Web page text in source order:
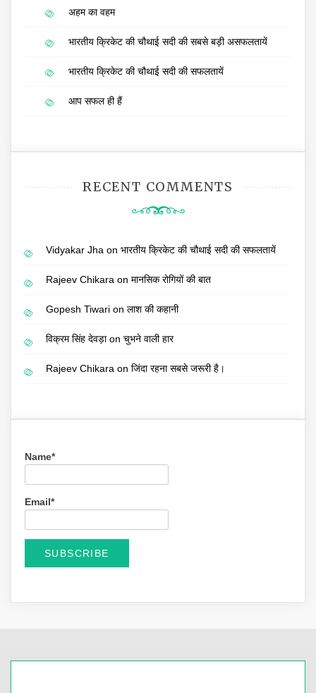
अहम का वहम
भारतीय क्रिकेट की चौथाई सदी की सबसे बड़ी असफलतायें
भारतीय क्रिकेट की चौथाई सदी की सफलतायें
आप सफल ही हैं
RECENT COMMENTS
Vidyakar Jha on भारतीय क्रिकेट की चौथाई सदी की सफलतायें
Rajeev Chikara on मानसिक रोगियों की बात
Gopesh Tiwari on लाश की कहानी
विक्रम सिंह देवड़ाon चुभने वाली हार
Rajeev Chikara on जिंदा रहना सबसे जरूरी है।
Name*
Email*